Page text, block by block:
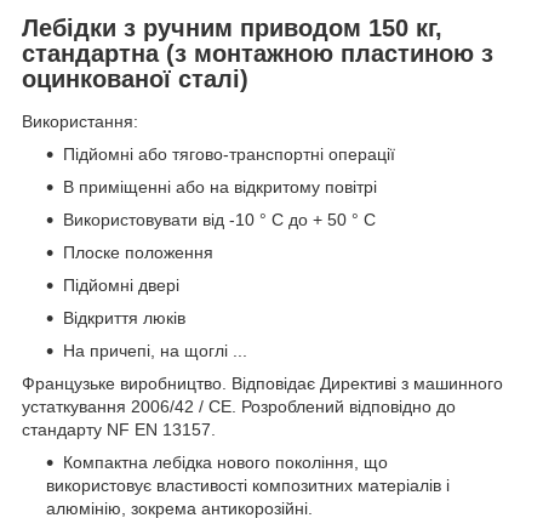
Лебідки з ручним приводом 150 кг,
стандартна (з монтажною пластиною з
оцинкованої сталі)
Використання:
Підйомні або тягово-транспортні операції
В приміщенні або на відкритому повітрі
Використовувати від -10 ° C до + 50 ° C
Плоске положення
Підйомні двері
Відкриття люків
На причепі, на щоглі ...
Французьке виробництво. Відповідає Директиві з машинного
устаткування 2006/42 / CE. Розроблений відповідно до
стандарту NF EN 13157.
Компактна лебідка нового покоління, що
використовує властивості композитних матеріалів і
алюмінію, зокрема антикорозійні.